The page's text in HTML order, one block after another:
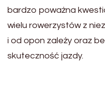
bardzo poważna
wielu rowerzystów z
i od opon zależy oraz
skuteczność jazdy.